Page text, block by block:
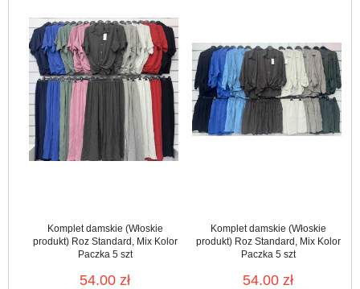
Komplet damskie (Włoskie
produkt) Roz Standard, Mix Kolor
Paczka 5 szt
54.00 zł
Komplet damskie (Włoskie
produkt) Roz Standard, Mix Kolor
Paczka 5 szt
54.00 zł